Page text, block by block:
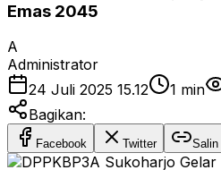
Emas 2045
A
Administrator
24 Juli 2025 15.12
1 min
Bagikan:
Facebook Twitter Salin